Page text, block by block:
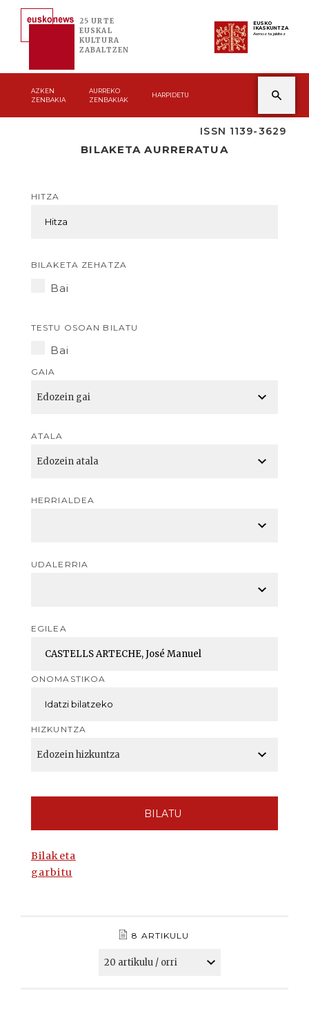
25 URTE
EUSKAL
KULTURA
ZABALTZEN
EUSKO
IKASKUNTZA
Asmoz ta jakitez
AZKEN
ZENBAKIA
AURREKO
ZENBAKIAK
HARPIDETU
ISSN 1139-3629
BILAKETA AURRERATUA
HITZA
BILAKETA ZEHATZA
Bai
TESTU OSOAN BILATU
Bai
GAIA
ATALA
HERRIALDEA
UDALERRIA
EGILEA
ONOMASTIKOA
HIZKUNTZA
BILATU
Bilaketa
garbitu
8 ARTIKULU